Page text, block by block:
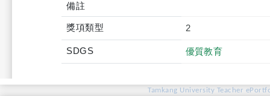
備註
獎項類型 2
SDGS 優質教育
Tamkang University Teacher